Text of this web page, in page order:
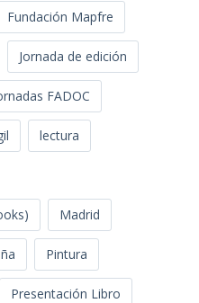
Fundación Mapfre
Jornada de edición
FADOC
lectura
Madrid
Pintura
Presentación Libro